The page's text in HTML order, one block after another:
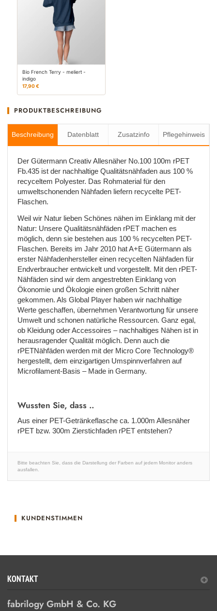
Bio French Terry - meliert -
indigo
17,90 €
PRODUKTBESCHREIBUNG
Beschreibung Datenblatt Zusatzinfo Pflegehinweis
Der Gütermann Creativ Allesnäher No.100 100m rPET
Fb.435 ist der nachhaltige Qualitätsnähfaden aus 100 %
recyceltem Polyester. Das Rohmaterial für den
umweltschonenden Nähfaden liefern recycelte PET-
Flaschen.
Weil wir Natur lieben Schönes nähen im Einklang mit der
Natur: Unsere Qualitätsnähfäden rPET machen es
möglich, denn sie bestehen aus 100 % recycelten PET-
Flaschen. Bereits im Jahr 2010 hat A+E Gütermann als
erster Nähfadenhersteller einen recycelten Nähfaden für
Endverbraucher entwickelt und vorgestellt. Mit den rPET-
Nähfäden sind wir dem angestrebten Einklang von
Ökonomie und Ökologie einen großen Schritt näher
gekommen. Als Global Player haben wir nachhaltige
Werte geschaffen, übernehmen Verantwortung für unsere
Umwelt und schonen natürliche Ressourcen. Ganz egal,
ob Kleidung oder Accessoires – nachhaltiges Nähen ist in
herausragender Qualität möglich. Denn auch die
rPETNähfäden werden mit der Micro Core Technology®
hergestellt, dem einzigartigen Umspinnverfahren auf
Microfilament-Basis – Made in Germany.
Wussten Sie, dass ..
Aus einer PET-Getränkeflasche ca. 1.000m Allesnäher
rPET bzw. 300m Zierstichfaden rPET entstehen?
Bitte beachten Sie, dass die Darstellung der Farben auf jedem Monitor anders
ausfallen.
KUNDENSTIMMEN
KONTAKT
fabrilogy GmbH & Co. KG